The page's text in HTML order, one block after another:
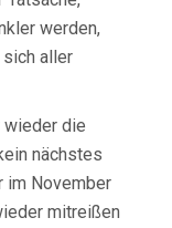
werden,
aller
wieder die
nächstes
im November
mitreißen